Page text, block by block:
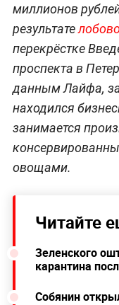
миллионов
результате
перекрёстке
проспекта в
данным Лайфа, за
находился
занимается
овощами.
Читайте
Зеленского
карантина
Собянин